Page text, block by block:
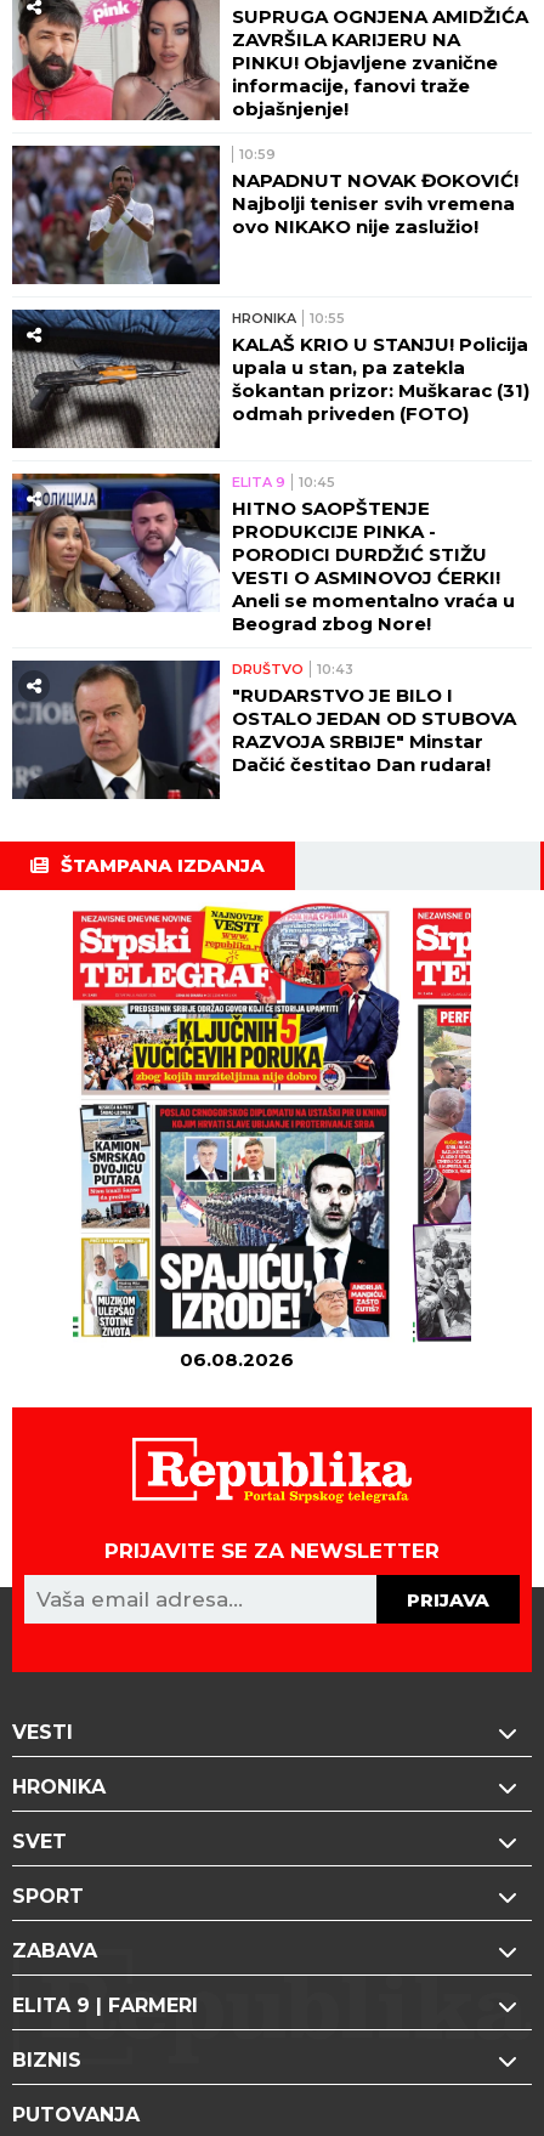
SUPRUGA OGNJENA AMIDŽIĆA
ZAVRŠILA KARIJERU NA
PINKU! Objavljene zvanične
informacije, fanovi traže
objašnjenje!
10:59
NAPADNUT NOVAK ĐOKOVIĆ!
Najbolji teniser svih vremena
ovo NIKAKO nije zaslužio!
HRONIKA 10:55
KALAŠ KRIO U STANJU! Policija
upala u stan, pa zatekla
šokantan prizor: Muškarac (31)
odmah priveden (FOTO)
ELITA 9 10:45
HITNO SAOPŠTENJE
PRODUKCIJE PINKA -
PORODICI DURDŽIĆ STIŽU
VESTI O ASMINOVOJ ĆERKI!
Aneli se momentalno vraća u
Beograd zbog Nore!
DRUŠTVO 10:43
"RUDARSTVO JE BILO I
OSTALO JEDAN OD STUBOVA
RAZVOJA SRBIJE" Minstar
Dačić čestitao Dan rudara!
ŠTAMPANA IZDANJA
06.08.2026
PRIJAVITE SE ZA NEWSLETTER
PRIJAVA
VESTI
HRONIKA
SVET
SPORT
ZABAVA
ELITA 9 | FARMERI
BIZNIS
PUTOVANJA